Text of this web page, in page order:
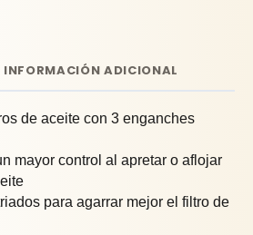
INFORMACIÓN ADICIONAL
de aceite con 3 enganches
mayor control al apretar o aflojar
para agarrar mejor el filtro de